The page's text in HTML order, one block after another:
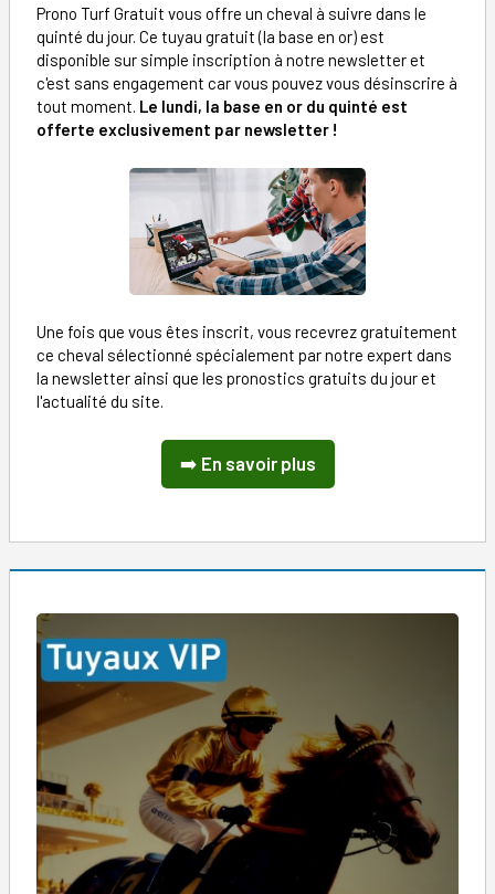
Prono Turf Gratuit vous offre un cheval à suivre dans le
quinté du jour. Ce tuyau gratuit (la base en or) est
disponible sur simple inscription à notre newsletter et
c'est sans engagement car vous pouvez vous désinscrire à
tout moment. Le lundi, la base en or du quinté est
offerte exclusivement par newsletter !
Une fois que vous êtes inscrit, vous recevrez gratuitement
ce cheval sélectionné spécialement par notre expert dans
la newsletter ainsi que les pronostics gratuits du jour et
l'actualité du site.
➡️ En savoir plus